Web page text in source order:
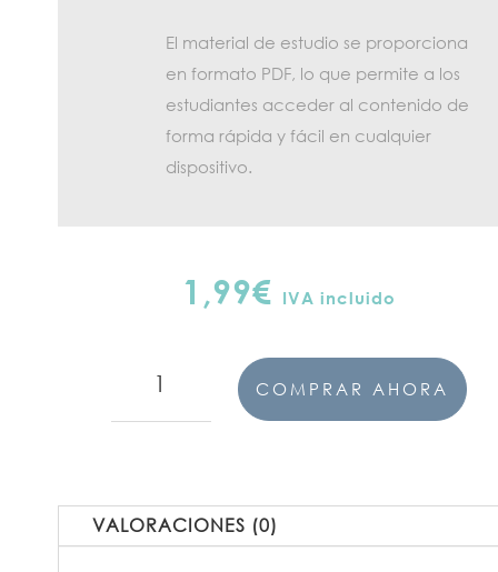
El material de estudio se proporciona
en formato PDF, lo que permite a los
estudiantes acceder al contenido de
forma rápida y fácil en cualquier
dispositivo.
1,99€ IVA incluido
fórmulas
campo
COMPRAR AHORA
VALORACIONES (0)